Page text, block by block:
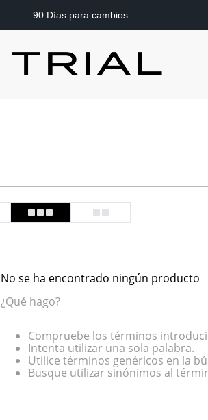
90 Días para cambios
No se ha encontrado ningún producto
¿Qué hago?
Compruebe los términos
Intenta utilizar una sola palabra.
Utilice términos genéricos en la
Busque utilizar sinónimos al